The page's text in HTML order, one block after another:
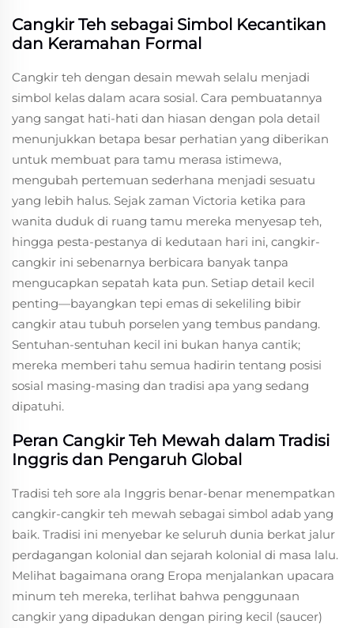
Cangkir Teh sebagai Simbol Kecantikan
dan Keramahan Formal
Cangkir teh dengan desain mewah selalu menjadi
simbol kelas dalam acara sosial. Cara pembuatannya
yang sangat hati-hati dan hiasan dengan pola detail
menunjukkan betapa besar perhatian yang diberikan
untuk membuat para tamu merasa istimewa,
mengubah pertemuan sederhana menjadi sesuatu
yang lebih halus. Sejak zaman Victoria ketika para
wanita duduk di ruang tamu mereka menyesap teh,
hingga pesta-pestanya di kedutaan hari ini, cangkir-
cangkir ini sebenarnya berbicara banyak tanpa
mengucapkan sepatah kata pun. Setiap detail kecil
penting—bayangkan tepi emas di sekeliling bibir
cangkir atau tubuh porselen yang tembus pandang.
Sentuhan-sentuhan kecil ini bukan hanya cantik;
mereka memberi tahu semua hadirin tentang posisi
sosial masing-masing dan tradisi apa yang sedang
dipatuhi.
Peran Cangkir Teh Mewah dalam Tradisi
Inggris dan Pengaruh Global
Tradisi teh sore ala Inggris benar-benar menempatkan
cangkir-cangkir teh mewah sebagai simbol adab yang
baik. Tradisi ini menyebar ke seluruh dunia berkat jalur
perdagangan kolonial dan sejarah kolonial di masa lalu.
Melihat bagaimana orang Eropa menjalankan upacara
minum teh mereka, terlihat bahwa penggunaan
cangkir yang dipadukan dengan piring kecil (saucer)